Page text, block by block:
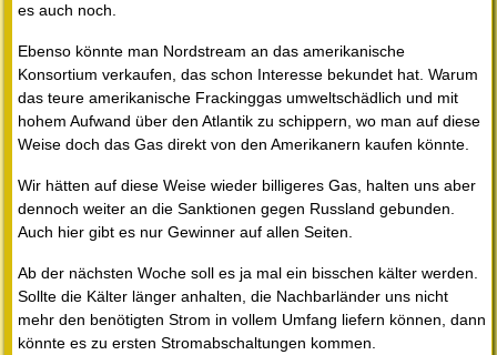
es auch noch.
Ebenso könnte man Nordstream an das amerikanische
Konsortium verkaufen, das schon Interesse bekundet hat. Warum
das teure amerikanische Frackinggas umweltschädlich und mit
hohem Aufwand über den Atlantik zu schippern, wo man auf diese
Weise doch das Gas direkt von den Amerikanern kaufen könnte.
Wir hätten auf diese Weise wieder billigeres Gas, halten uns aber
dennoch weiter an die Sanktionen gegen Russland gebunden.
Auch hier gibt es nur Gewinner auf allen Seiten.
Ab der nächsten Woche soll es ja mal ein bisschen kälter werden.
Sollte die Kälter länger anhalten, die Nachbarländer uns nicht
mehr den benötigten Strom in vollem Umfang liefern können, dann
könnte es zu ersten Stromabschaltungen kommen.